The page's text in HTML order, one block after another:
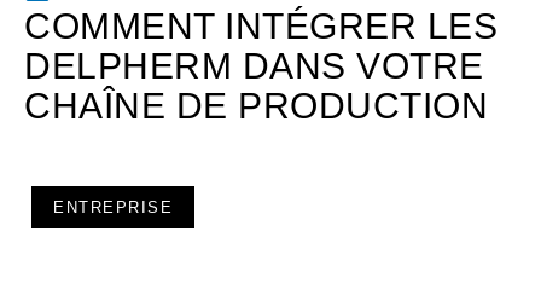
COMMENT INTÉGRER LES
DELPHERM DANS VOTRE
CHAÎNE DE PRODUCTION
ENTREPRISE